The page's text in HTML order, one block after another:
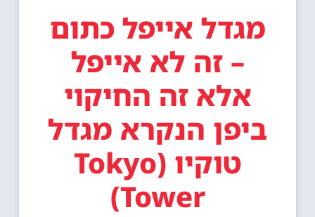
מגדל אייפל כתום
– זה לא אייפל
אלא זה החיקוי
ביפן הנקרא מגדל
טוקיו (Tokyo
Tower)